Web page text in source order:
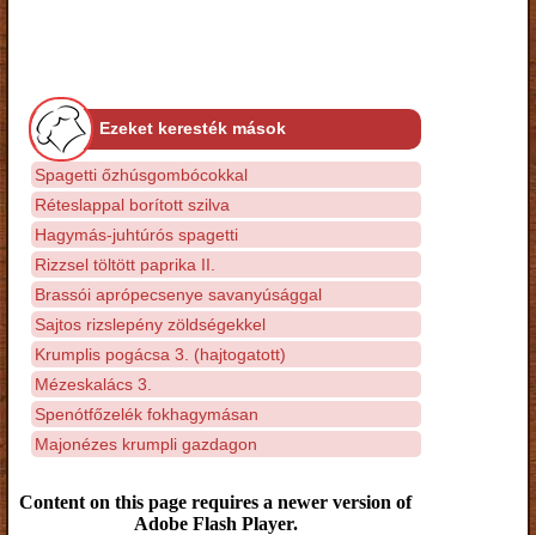
Ezeket keresték mások
Spagetti őzhúsgombócokkal
Réteslappal borított szilva
Hagymás-juhtúrós spagetti
Rizzsel töltött paprika II.
Brassói aprópecsenye savanyúsággal
Sajtos rizslepény zöldségekkel
Krumplis pogácsa 3. (hajtogatott)
Mézeskalács 3.
Spenótfőzelék fokhagymásan
Majonézes krumpli gazdagon
Content on this page requires a newer version of
Adobe Flash Player.